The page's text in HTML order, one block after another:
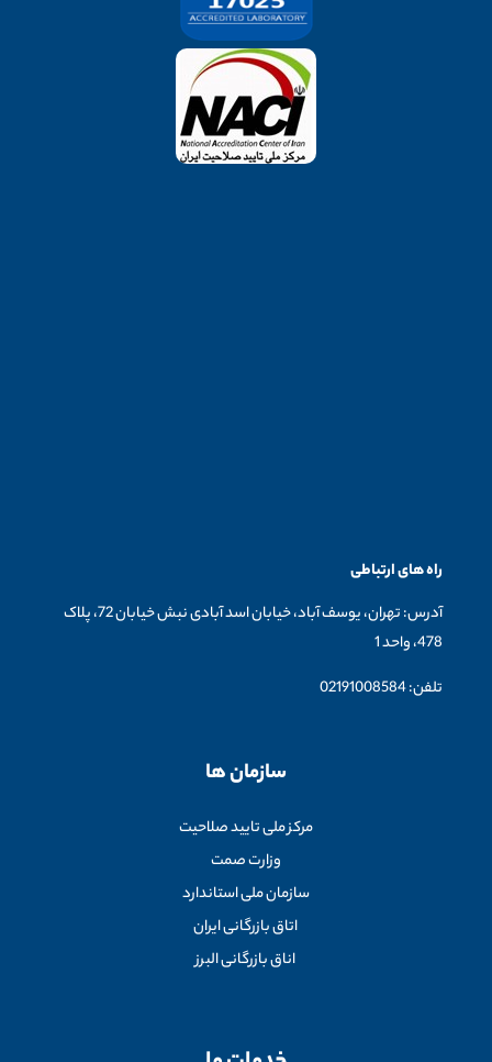
راه های ارتباطی
آدرس: تهران، یوسف آباد، خیابان اسد آبادی نبش خیابان 72، پلاک
478، واحد 1
تلفن: 02191008584
سازمان ها
مرکز ملی تایید صلاحیت
وزارت صمت
سازمان ملی استاندارد
اتاق بازرگانی ایران
اناق بازرگانی البرز